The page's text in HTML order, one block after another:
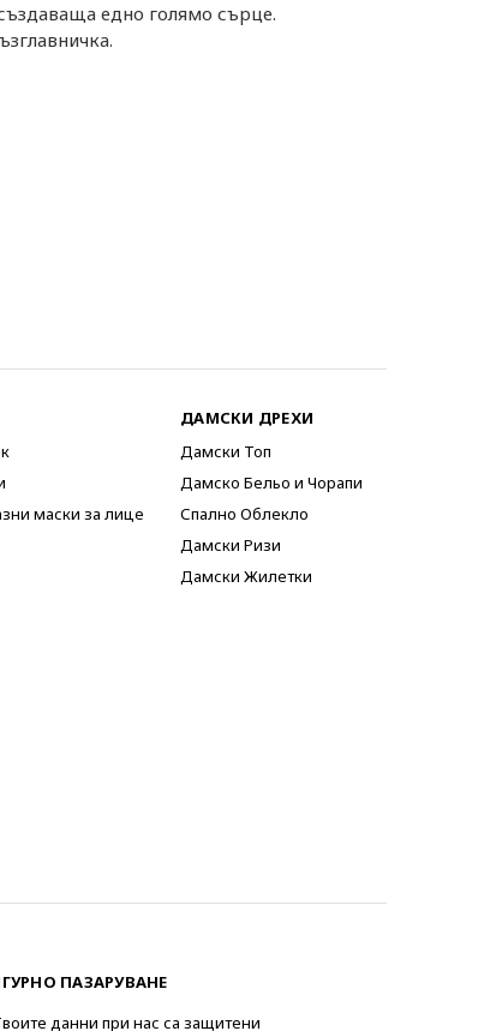
едно голямо сърце.
маски за лице
ДАМСКИ ДРЕХИ
Дамски Топ
Дамско Бельо и Чорапи
Спално Облекло
Дамски Ризи
Дамски Жилетки
ПАЗАРУВАНЕ
данни при нас са защитени